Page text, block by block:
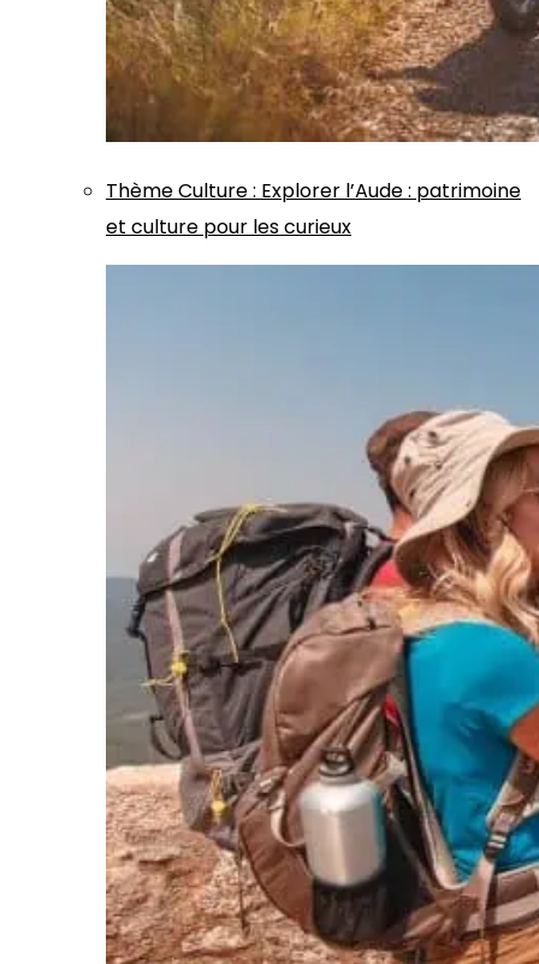
ThèmeCulture: Explorer l’Aude : patrimoine
et culture pour les curieux